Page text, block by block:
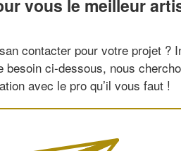
vous le meilleur
contacter pour votre projet ?
besoin ci-dessous, nous
avec le pro qu’il vous faut !